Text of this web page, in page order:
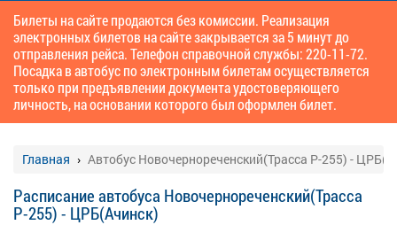
Билеты на сайте продаются без комиссии. Реализация
электронных билетов на сайте закрывается за 5 минут до
отправления рейса. Телефон справочной службы: 220-11-72.
Посадка в автобус по электронным билетам осуществляется
только при предъявлении документа удостоверяющего
личность, на основании которого был оформлен билет.
Главная Автобус Новочернореченский(Трасса Р-255) -
Расписание автобуса Новочернореченский(Трасса
Р-255) - ЦРБ(Ачинск)